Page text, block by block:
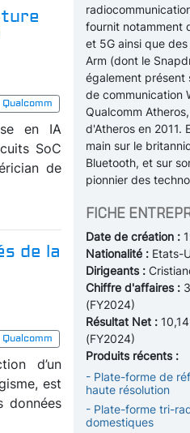
Qualcomm
en IA
SoC
de
de la
Qualcomm
d’un
est
données
fournit notamment
et 5G ainsi que
Arm (dont le
également présent
de communication
Qualcomm
d'Atheros en 2011.
main sur le
Bluetooth, et sur
pionnier des
FICHE
Date de création :
Nationalité : Etats-
Dirigeants :
Chiffre d'affaires :
(FY2024)
Résultat Net :
(FY2024)
Produits récents :
- Plate-forme de
haute résolution
- Plate-forme tri-
domestiques